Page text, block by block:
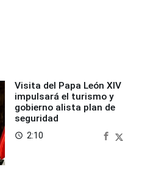
Visita del Papa León XIV
impulsará el turismo y
gobierno alista plan de
seguridad
access_time 2:10